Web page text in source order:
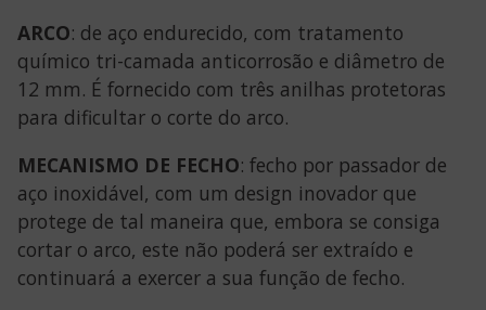
ARCO: de aço endurecido, com tratamento
químico tri-camada anticorrosão e diâmetro de
12 mm. É fornecido com três anilhas protetoras
para dificultar o corte do arco.
MECANISMO DE FECHO: fecho por passador de
aço inoxidável, com um design inovador que
protege de tal maneira que, embora se consiga
cortar o arco, este não poderá ser extraído e
continuará a exercer a sua função de fecho.